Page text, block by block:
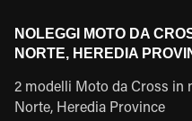
NOLEGGI MOTO DA
NORTE, HEREDIA
2 modelli Moto da Cross in
Norte, Heredia Province